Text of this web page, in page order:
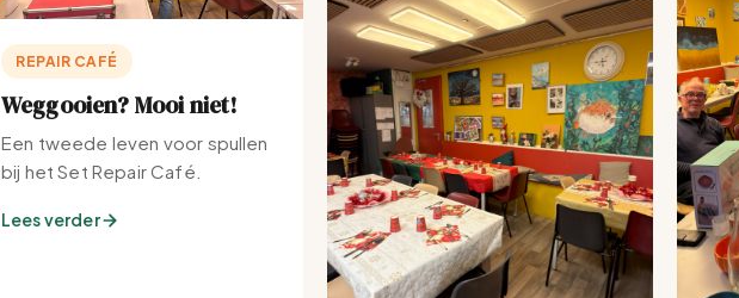
REPAIR CAFÉ
Weggooien? Mooi niet!
Een tweede leven voor spullen
bij het Set Repair Café.
Lees verder